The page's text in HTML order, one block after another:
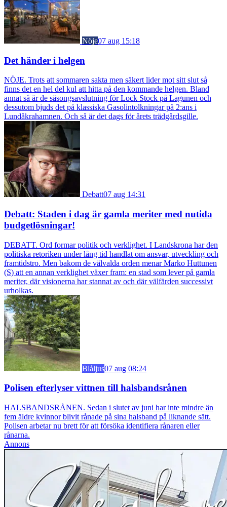
Nöje07 aug 15:18
Det händer i helgen
NÖJE. Trots att sommaren sakta men säkert lider mot sitt slut så
finns det en hel del kul att hitta på den kommande helgen. Bland
annat så är de säsongsavslutning för Lock Stock på Lagunen och
dessutom bjuds det på klassiska Gasolintolkningar på 2:ans i
Lundåkrahamnen. Och så är det dags för årets trädgårdsgille.
Debatt07 aug 14:31
Debatt: Staden i dag är gamla meriter med nutida
budgetlösningar!
DEBATT. Ord formar politik och verklighet. I Landskrona har den
politiska retoriken under lång tid handlat om ansvar, utveckling och
framtidstro. Men bakom de välvalda orden menar Marko Huttunen
(S) att en annan verklighet växer fram: en stad som lever på gamla
meriter, där visionerna har stannat av och där välfärden successivt
urholkas.
Blåljus07 aug 08:24
Polisen efterlyser vittnen till halsbandsrånen
HALSBANDSRÅNEN. Sedan i slutet av juni har inte mindre än
fem äldre kvinnor blivit rånade på sina halsband på liknande sätt.
Polisen arbetar nu brett för att försöka identifiera rånaren eller
rånarna.
Annons